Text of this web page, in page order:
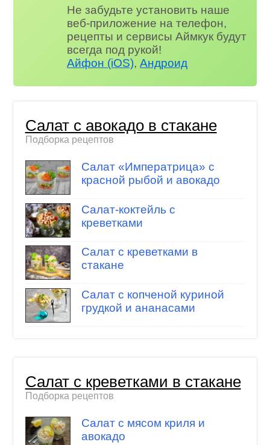
Не забудьте установить наше
веб-приложение на телефон,
рецепты и сервисы Аймкук будут
всегда под рукой!
Айфон (iOS),Андроид
Салат с авокадо в стакане
Подборка рецептов
Салат «Императрица» с
красной рыбой и авокадо
Салат-коктейль с
креветками
Салат с креветками в
стакане
Салат с копченой куриной
грудкой и ананасами
Салат с креветками в стакане
Подборка рецептов
Салат с мясом криля и
авокадо